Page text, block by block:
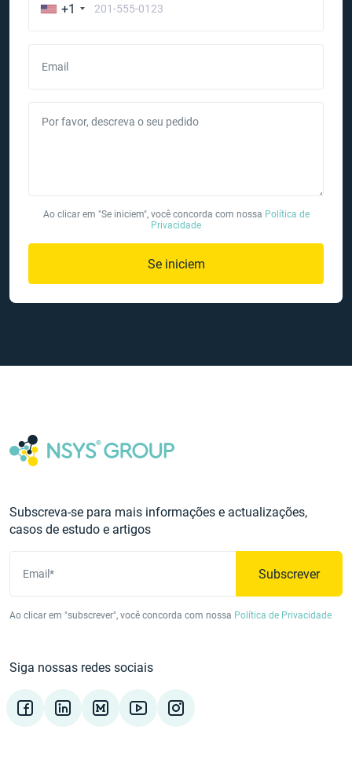
+1
Email
Por favor, descreva o seu pedido
Ao clicar em "Se iniciem", você concorda com nossa Política de
Privacidade
Se iniciem
Subscreva-se para mais informações e actualizações,
casos de estudo e artigos
Email* Subscrever
Ao clicar em "subscrever", você concorda com nossa Política de Privacidade
Siga nossas redes sociais